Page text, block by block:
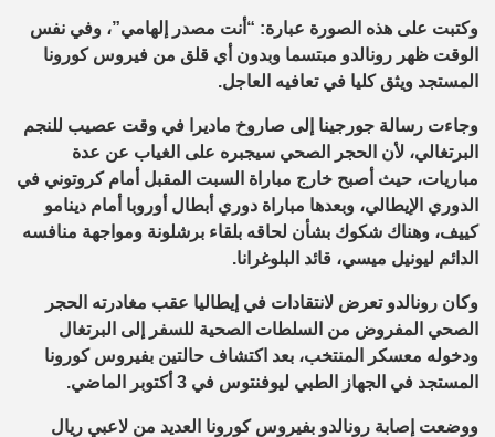
وكتبت على هذه الصورة عبارة: “أنت مصدر إلهامي”، وفي نفس
الوقت ظهر رونالدو مبتسما وبدون أي قلق من فيروس كورونا
المستجد ويثق كليا في تعافيه العاجل.
وجاءت رسالة جورجينا إلى صاروخ ماديرا في وقت عصيب للنجم
البرتغالي، لأن الحجر الصحي سيجبره على الغياب عن عدة
مباريات، حيث أصبح خارج مباراة السبت المقبل أمام كروتوني في
الدوري الإيطالي، وبعدها مباراة دوري أبطال أوروبا أمام دينامو
كييف، وهناك شكوك بشأن لحاقه بلقاء برشلونة ومواجهة منافسه
الدائم ليونيل ميسي، قائد البلوغرانا.
وكان رونالدو تعرض لانتقادات في إيطاليا عقب مغادرته الحجر
الصحي المفروض من السلطات الصحية للسفر إلى البرتغال
ودخوله معسكر المنتخب، بعد اكتشاف حالتين بفيروس كورونا
المستجد في الجهاز الطبي ليوفنتوس في 3 أكتوبر الماضي.
ووضعت إصابة رونالدو بفيروس كورونا العديد من لاعبي ريال